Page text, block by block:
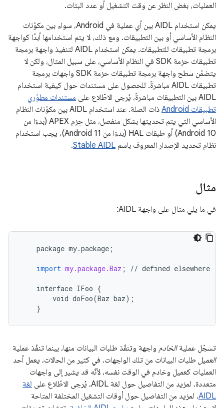
العمليات، بغض النظر عن وقت التشغيل أو عدد البتات.
يمكن استخدام AIDL بين أي عملية في Android، سواء بين مكوّنات
النظام الأساسي أو بين التطبيقات. ومع ذلك، لا يتم استخدامها أبدًا كواجهة
برمجة تطبيقات للتطبيقات. يمكن استخدام AIDL لتنفيذ واجهة برمجة
تطبيقات حزمة SDK في النظام الأساسي، على سبيل المثال، ولكن لا
يتضمّن سطح واجهة برمجة تطبيقات حزمة SDK واجهات برمجة
تطبيقات AIDL مباشرةً. للحصول على مستندات حول كيفية استخدام
AIDL بين التطبيقات مباشرةً، يُرجى الاطّلاع على
مستندات مطوّري
تطبيقات Android
ذات الصلة. عند استخدام AIDL بين مكوّنات النظام
الأساسي التي يتم تحديثها بشكل منفصل، مثل حِزم APEX (بدءًا من
Android 10) أو طبقات HAL (بدءًا من Android 11)، يجب استخدام
نظام تحديد الإصدار المعروف باسم Stable AIDL
.
مثال
في ما يلي مثال على واجهة AIDL:
package my.package ;
import my.package.Baz ; // defined elsewhere
interface IFoo {
void doFoo(Baz baz);
}
تسجّل عمليةالخادم واجهة وتنفّذ طلبات البيانات منها، بينما تنفّذ عملية
العميل طلبات البيانات من تلك الواجهات. في كثير من الحالات، يعمل أحد
العمليات كعميل وخادم في الوقت نفسه، لأنّه قد يشير إلى واجهات
متعددة. لمزيد من التفاصيل حول لغة AIDL، يُرجى الاطّلاع على
لغة
AIDL. لمزيد من التفاصيل حول أوقات التشغيل المختلفة المتاحة